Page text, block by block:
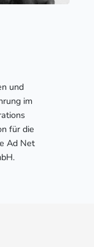
und
im
für die
Ad Net